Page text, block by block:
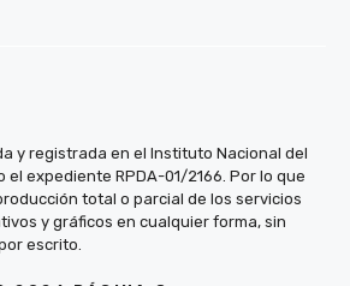
y registrada en el Instituto Nacional del
el expediente RPDA-01/2166. Por lo que
total o parcial de los servicios
y gráficos en cualquier forma, sin
escrito.